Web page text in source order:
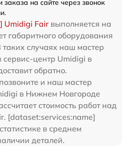
на сайте через звонок
Umidigi Fair выполняется на
габаритного оборудования
случаях наш мастер
сервис-центр Umidigi в
обратно.
и наш мастер
в Нижнем Новгороде
стоимость работ над
[dataset:services:name]
в среднем
деталей.